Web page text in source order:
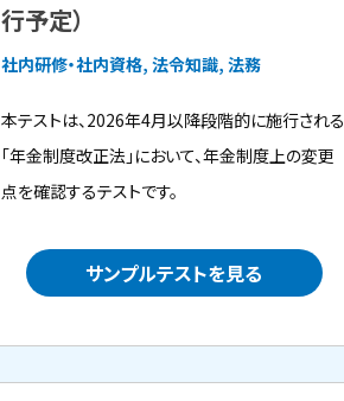
行予定）
社内研修・社内資格, 法令知識, 法務
本テストは、2026年4月以降段階的に施行される
「年金制度改正法」において、年金制度上の変更
点を確認するテストです。
サンプルテストを見る